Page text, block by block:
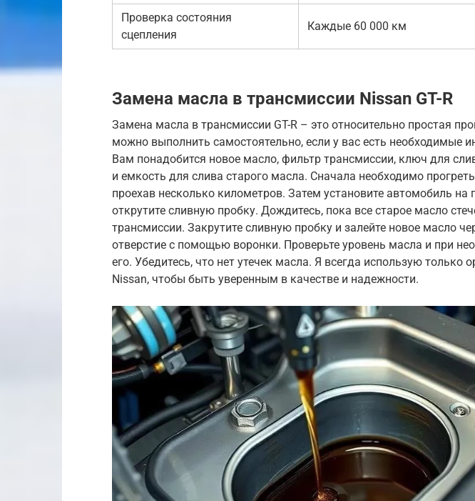
Проверка состояния
сцепления
Каждые 60 000 км
Замена масла в трансмиссии Nissan GT-R
Замена масла в трансмиссии GT-R – это относительно простая
можно выполнить самостоятельно, если у вас есть необходимые
Вам понадобится новое масло, фильтр трансмиссии, ключ для
и емкость для слива старого масла. Сначала необходимо
проехав несколько километров. Затем установите автомобиль
открутите сливную пробку. Дождитесь, пока все старое масло
трансмиссии. Закрутите сливную пробку и залейте новое масло
отверстие с помощью воронки. Проверьте уровень масла и при
его. Убедитесь, что нет утечек масла. Я всегда использую только
Nissan, чтобы быть уверенным в качестве и надежности.